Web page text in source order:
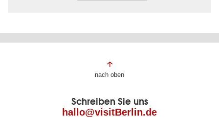
Fußbereich
Seite
nach oben
Schreiben Sie uns
hallo@visitBerlin.de